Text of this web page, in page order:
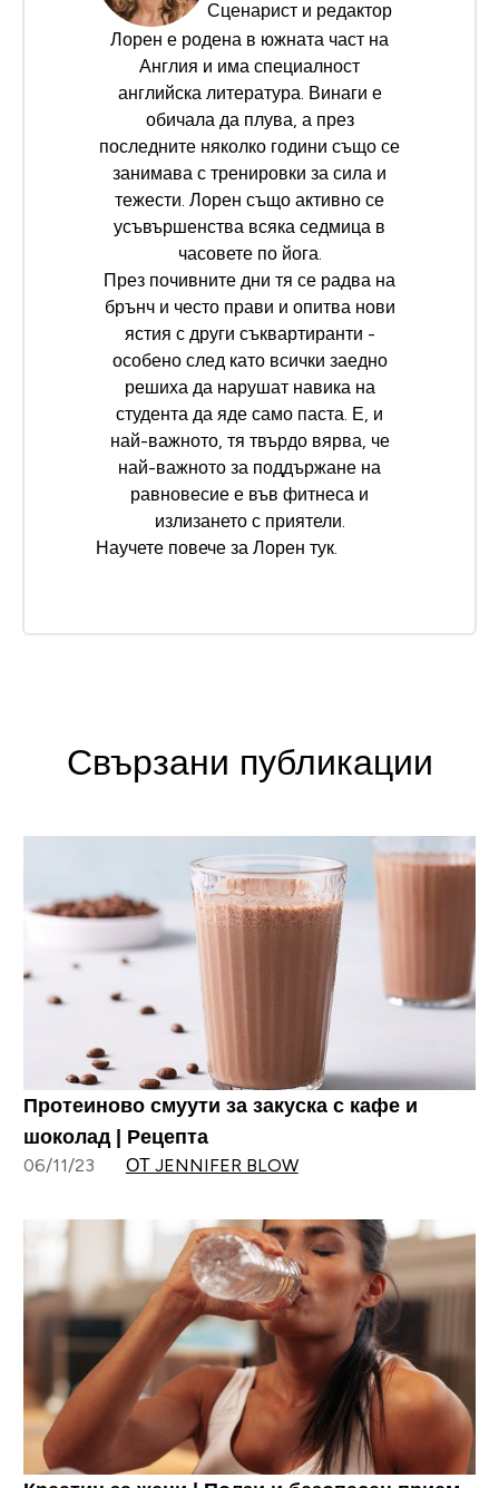
Сценарист и редактор
Лорен е родена в южната част на
Англия и има специалност
английска литература. Винаги е
обичала да плува, а през
последните няколко години също се
занимава с тренировки за сила и
тежести. Лорен също активно се
усъвършенства всяка седмица в
часовете по йога.
През почивните дни тя се радва на
брънч и често прави и опитва нови
ястия с други съквартиранти -
особено след като всички заедно
решиха да нарушат навика на
студента да яде само паста. Е, и
най-важното, тя твърдо вярва, че
най-важното за поддържане на
равновесие е във фитнеса и
излизането с приятели.
Научете повече за Лорен тук
Свързани публикации
Протеиново смуути за закуска с кафе и
шоколад | Рецепта
06/11/23 ОТ JENNIFER BLOW